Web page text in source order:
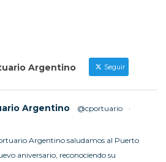
Argentino Seguir
Argentino @cportuario
·
Argentino saludamos al Puerto
aniversario, reconociendo su